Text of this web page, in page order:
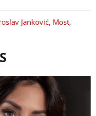
Janković, Most,